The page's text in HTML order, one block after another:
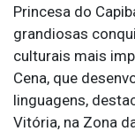
Princesa do
grandiosas
culturais mais
Cena, que
linguagens,
Vitória, na Zona